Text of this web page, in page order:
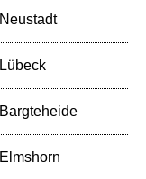
Neustadt
Lübeck
Bargteheide
Elmshorn